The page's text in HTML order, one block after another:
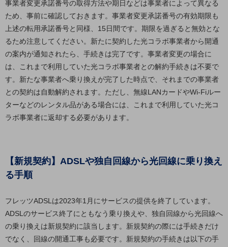
衛星携帯電話
IOT完了済みメーカーブランド製品
料金
料金TOP
ドコモBiz データ無制限 ドコモ MAX ドコモ mini ドコモBiz かけ放題
ケータイプラン
5Gデータプラス
データプラス
home5Gプラン
モバイルサービス
端末の一元管理
運用保守・故障紛失サポート
回線・ネットワーク
お手続き
事業者変更承諾番号の取得方法や期日などは事業者によって異なる
ため、事前に確認しておきます。事業者変更承諾番号の有効期限も
上述の転用承諾番号と同様、15日間です。期限を過ぎると無効とな
るため注意してください。新たに契約した光コラボ事業者から開通
の案内が通知されたら、手続きは完了です。事業者変更の場合に
は、これまで利用していた光コラボ事業者との解約手続きは不要で
す。新たな事業者へ乗り換えが完了した時点で、それまでの事業者
との契約は自動解約されます。ただし、無線LANカードやWi-Fiルー
ターなどのレンタル品がある場合には、これまで利用していた光コ
ラボ事業者に返却する必要があります。
【新規契約】ADSLや独自回線から光回線に乗り換え
る手順
フレッツADSLは2023年1月にサービスの提供を終了しています。
ADSLのサービス終了にともなう乗り換えや、独自回線から光回線へ
の乗り換えは新規契約に該当します。新規契約の際には手続きだけ
でなく、回線の開通工事も必要です。新規契約の手続きは以下の手